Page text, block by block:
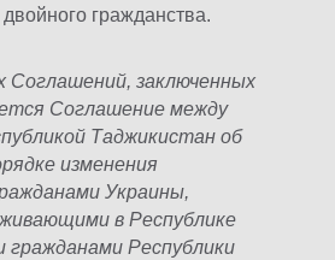
гражданства.
Соглашений, заключенных
Соглашение между
Таджикистан об
изменения
Украины,
в Республике
гражданами Республики